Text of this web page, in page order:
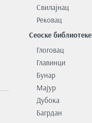
Свилајнац
Рековац
Сеоске библиотеке
Глоговац
Главинци
Бунар
Мајур
Дубока
Багрдан